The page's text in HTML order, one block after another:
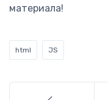
материала!
html JS